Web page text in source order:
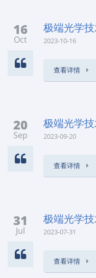
16
Oct
极端光学
2023-10-16
查看详情
20
Sep
极端光学
2023-09-20
查看详情
31
Jul
极端光学
2023-07-31
查看详情